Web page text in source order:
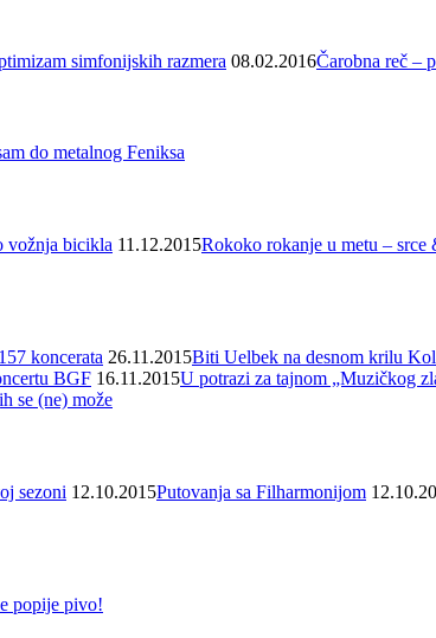
simfonijskih razmera 08.02.2016Čarobna reč –
do metalnog Feniksa
vožnja bicikla 11.12.2015Rokoko rokanje u metu – srce
koncerata 26.11.2015Biti Uelbek na desnom krilu
BGF 16.11.2015U potrazi za tajnom „Muzičkog
se (ne) može
sezoni 12.10.2015Putovanja sa Filharmonijom
popije pivo!